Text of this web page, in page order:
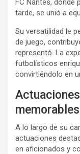
FC Nantes, donde
tarde, se unió a
Su versatilidad le
de juego,
representó. La
futbolísticos
convirtiéndolo en
memorables
A lo largo de su
actuaciones
en aficionados y